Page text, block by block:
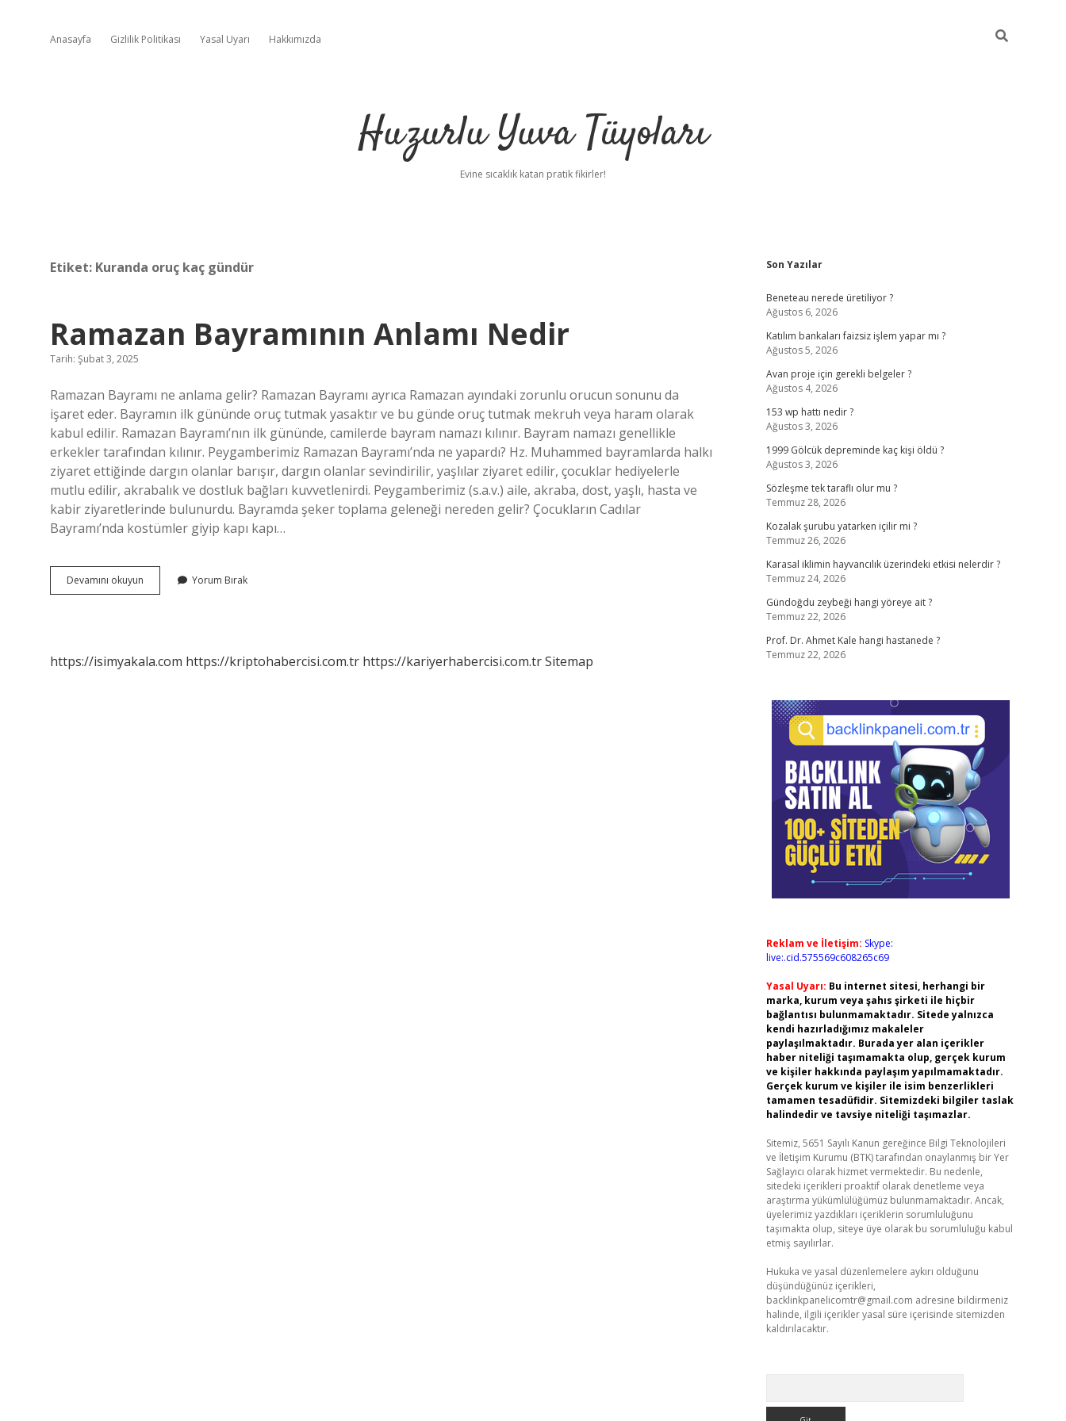
Anasayfa Gizlilik Politikası Yasal Uyarı Hakkımızda
Huzurlu Yuva Tüyoları
Evine sıcaklık katan pratik fikirler!
Etiket: Kuranda oruç kaç gündür
Ramazan Bayramının Anlamı Nedir
Tarih: Şubat 3, 2025
Ramazan Bayramı ne anlama gelir? Ramazan Bayramı ayrıca Ramazan ayındaki zorunlu orucun sonunu da
işaret eder. Bayramın ilk gününde oruç tutmak yasaktır ve bu günde oruç tutmak mekruh veya haram olarak
kabul edilir. Ramazan Bayramı’nın ilk gününde, camilerde bayram namazı kılınır. Bayram namazı genellikle
erkekler tarafından kılınır. Peygamberimiz Ramazan Bayramı’nda ne yapardı? Hz. Muhammed bayramlarda halkı
ziyaret ettiğinde dargın olanlar barışır, dargın olanlar sevindirilir, yaşlılar ziyaret edilir, çocuklar hediyelerle
mutlu edilir, akrabalık ve dostluk bağları kuvvetlenirdi. Peygamberimiz (s.a.v.) aile, akraba, dost, yaşlı, hasta ve
kabir ziyaretlerinde bulunurdu. Bayramda şeker toplama geleneği nereden gelir? Çocukların Cadılar
Bayramı’nda kostümler giyip kapı kapı…
Devamını okuyun Ramazan
Bayramının
Yorum Bırak
https://isimyakala.com https://kriptohabercisi.com.tr https://kariyerhabercisi.com.trSitemap
Sidebar
Son Yazılar
Beneteau nerede üretiliyor ?
Ağustos 6, 2026
Katılım bankaları faizsiz işlem yapar mı ?
Ağustos 5, 2026
Avan proje için gerekli belgeler ?
Ağustos 4, 2026
153 wp hattı nedir ?
Ağustos 3, 2026
1999 Gölcük depreminde kaç kişi öldü ?
Ağustos 3, 2026
Sözleşme tek taraflı olur mu ?
Temmuz 28, 2026
Kozalak şurubu yatarken içilir mi ?
Temmuz 26, 2026
Karasal iklimin hayvancılık üzerindeki etkisi nelerdir ?
Temmuz 24, 2026
Gündoğdu zeybeği hangi yöreye ait ?
Temmuz 22, 2026
Prof. Dr. Ahmet Kale hangi hastanede ?
Temmuz 22, 2026
Reklam ve İletişim: Skype:
live:.cid.575569c608265c69
Yasal Uyarı: Bu internet sitesi, herhangi bir
marka, kurum veya şahıs şirketi ile hiçbir
bağlantısı bulunmamaktadır. Sitede yalnızca
kendi hazırladığımız makaleler
paylaşılmaktadır. Burada yer alan içerikler
haber niteliği taşımamakta olup, gerçek kurum
ve kişiler hakkında paylaşım yapılmamaktadır.
Gerçek kurum ve kişiler ile isim benzerlikleri
tamamen tesadüfidir. Sitemizdeki bilgiler taslak
halindedir ve tavsiye niteliği taşımazlar.
Sitemiz, 5651 Sayılı Kanun gereğince Bilgi Teknolojileri
ve İletişim Kurumu (BTK) tarafından onaylanmış bir Yer
Sağlayıcı olarak hizmet vermektedir. Bu nedenle,
sitedeki içerikleri proaktif olarak denetleme veya
araştırma yükümlülüğümüz bulunmamaktadır. Ancak,
üyelerimiz yazdıkları içeriklerin sorumluluğunu
taşımakta olup, siteye üye olarak bu sorumluluğu kabul
etmiş sayılırlar.
Hukuka ve yasal düzenlemelere aykırı olduğunu
düşündüğünüz içerikleri,
backlinkpanelicomtr@gmail.com adresine bildirmeniz
halinde, ilgili içerikler yasal süre içerisinde sitemizden
kaldırılacaktır.